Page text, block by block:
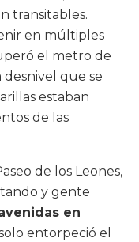
transitables.
en múltiples
el metro de
desnivel que se
estaban
de las
de los Leones,
y gente
en
entorpeció el